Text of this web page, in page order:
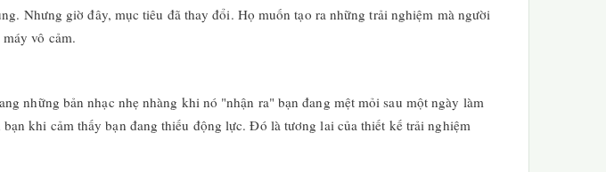
Nhưng giờ đây, mục tiêu đã thay đổi. Họ muốn tạo ra những trải nghiệm mà người
vô cảm.
những bản nhạc nhẹ nhàng khi nó "nhận ra" bạn đang mệt mỏi sau một ngày làm
khi cảm thấy bạn đang thiếu động lực. Đó là tương lai của thiết kế trải nghiệm